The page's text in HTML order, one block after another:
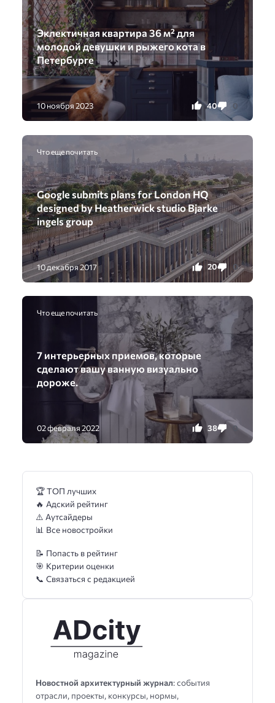
Эклектичная квартира 36 м² для
молодой девушки и рыжего кота в
Петербурге
10 ноября 2023 40 0
Что еще почитать
Google submits plans for London HQ
designed by Heatherwick studio Bjarke
ingels group
10 декабря 2017 20 0
Что еще почитать
7 интерьерных приемов, которые
сделают вашу ванную визуально
дороже.
02 февраля 2022 38 0
Новостной архитектурный журнал: события
отрасли, проекты, конкурсы, нормы,
🏆 ТОП лучших
🔥 Адский рейтинг
⚠️ Аутсайдеры
📊 Все новостройки
📝 Попасть в рейтинг
🎯 Критерии оценки
📞 Связаться с редакцией